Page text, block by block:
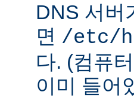
DNS 서버
면 /etc/
다. (컴퓨
이미 들어